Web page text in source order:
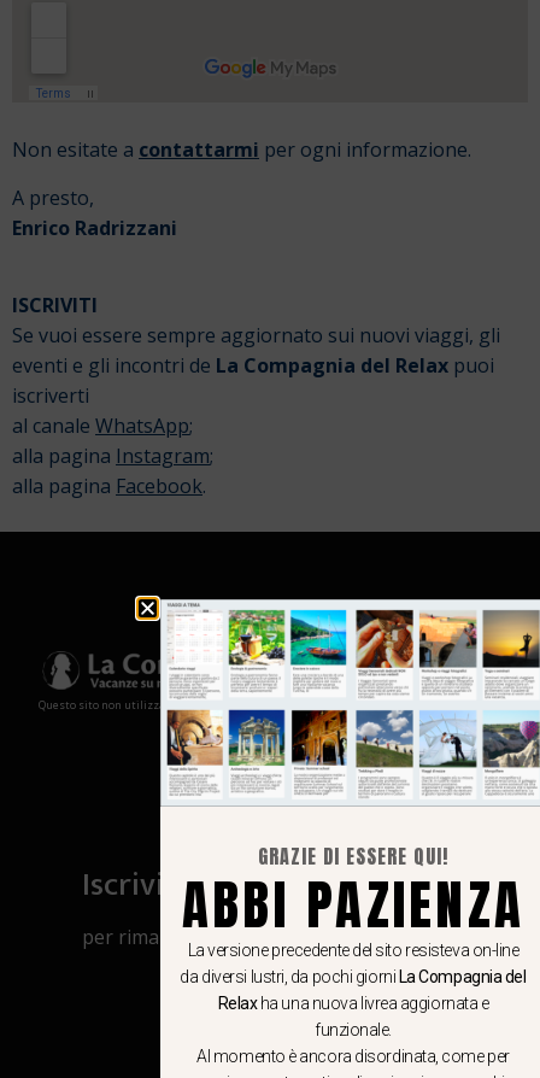
Non esitate a contattarmi per ogni informazione.
A presto,
Enrico Radrizzani
ISCRIVITI
Se vuoi essere sempre aggiornato sui nuovi viaggi, gli
eventi e gli incontri de La Compagnia del Relax puoi
iscriverti
al canale WhatsApp;
alla pagina Instagram;
alla pagina Facebook.
Questo sito non utilizza cookies e non memorizza in alcun modo le tue informazioni
Iscriviti al canale Whatsapp
per rimanere aggiornato su viaggi, eventi
e notizie!
CLICCA QUI
GRAZIE DI ESSERE QUI!
ABBI PAZIENZA
La versione precedente del sito resisteva on-line
da diversi lustri, da pochi giorni La Compagnia del
Relaxha una nuova livrea aggiornata e
funzionale.
Al momento è ancora disordinata, come per